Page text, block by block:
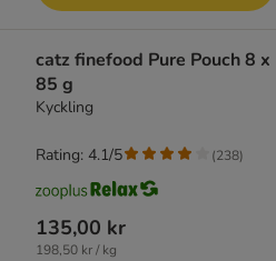
catz finefood Pure Pouch 8 x
85 g
Kyckling
135,00 kr
198,50 kr / kg
Rating: 4.1/5 (238)